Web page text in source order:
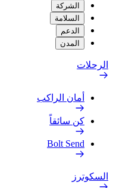
الشركة
السلامة
الدعم
المدن
الرحلات
أمان الراكب
كن سائقاً
Bolt Send
السكوترز